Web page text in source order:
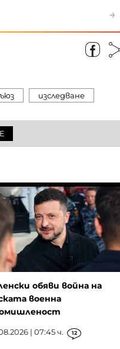
→
изследване
обяви война на
военна
| 07:45 ч. 12